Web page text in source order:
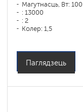
Магутнасць, Вт: 100
: 13000
: 2
Колер: 1,5
Бакавыя шчоткі: 1
Паглядзець